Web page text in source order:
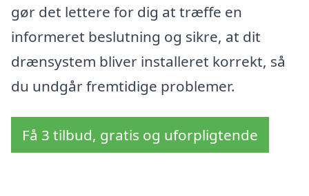
gør det lettere for dig at træffe en
informeret beslutning og sikre, at dit
drænsystem bliver installeret korrekt, så
du undgår fremtidige problemer.
Få 3 tilbud, gratis og uforpligtende